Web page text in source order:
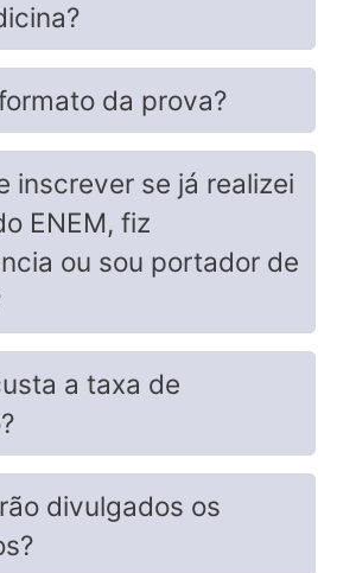
da prova?
inscrever se já realizei
ENEM, fiz
ou sou portador de
a taxa de
divulgados os